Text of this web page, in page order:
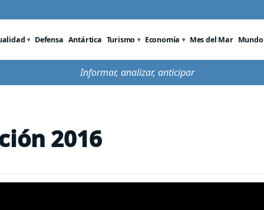
Defensa Antártica Turismo Economía Mes del Mar Mundo
Informar, analizar, anticipar
2016